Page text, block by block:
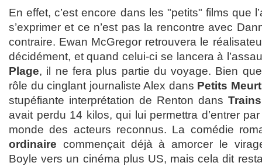
En effet, c’est encore dans les "petits" films que
s’exprimer et ce n’est pas la rencontre avec
contraire. Ewan McGregor retrouvera le
décidément, et quand celui-ci se lancera à
Plage, il ne fera plus partie du voyage. Bien
rôle du cinglant journaliste Alex dans Petits
stupéfiante interprétation de Renton dans
avait perdu 14 kilos, qui lui permettra d’entrer
monde des acteurs reconnus. La comédie
ordinaire commençait déjà à amorcer le
Boyle vers un cinéma plus US, mais cela dit